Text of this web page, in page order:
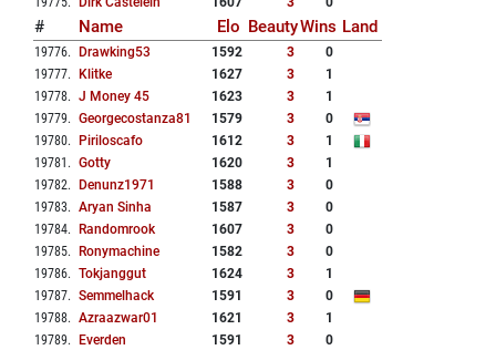
# Name Elo BeautyWins Land
19776. Drawking53 1592 3
0
19777. Klitke 1627 3
1
19778. J Money 45 1623 3
1
19779. Georgecostanza81 1579 3
0
19780. Piriloscafo 1612 3
1
19781 . Gotty 1620 3
1
19782. Denunz1971 1588 3
0
19783. Aryan Sinha 1587 3
0
19784. Randomrook 1607 3
0
19785. Ronymachine 1582 3
0
19786. Tokjanggut 1624 3
1
19787. Semmelhack 1591 3
0
19788. Azraazwar01 1621 3
1
19789. Everden 1591 3
0